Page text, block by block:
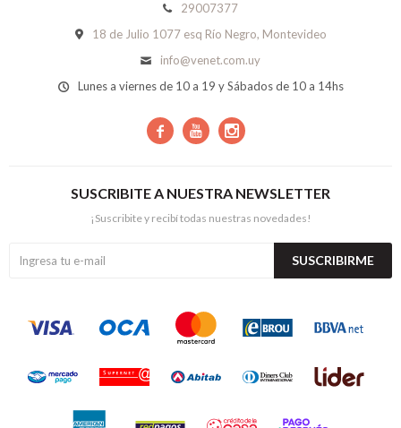
29007377
18 de Julio 1077 esq Río Negro, Montevideo
info@venet.com.uy
Lunes a viernes de 10 a 19 y Sábados de 10 a 14hs
  
SUSCRIBITE A NUESTRA NEWSLETTER
¡Suscribite y recibí todas nuestras novedades!
SUSCRIBIRME